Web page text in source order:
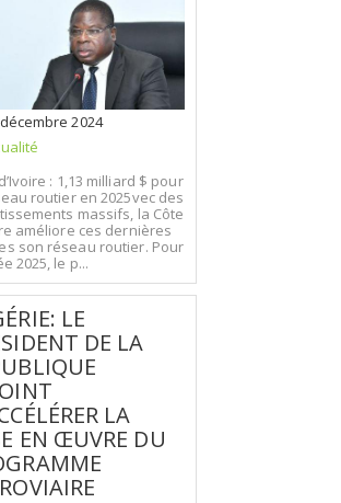
2024
: 1,13 milliard $ pour
routier en 2025vec des
massifs, la Côte
améliore ces dernières
son réseau routier. Pour
2025, le p...
LE
DE LA
LA
EN ŒUVRE DU